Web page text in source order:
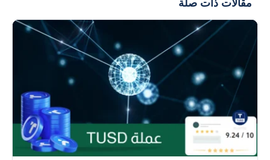
مقالات ذات صلة